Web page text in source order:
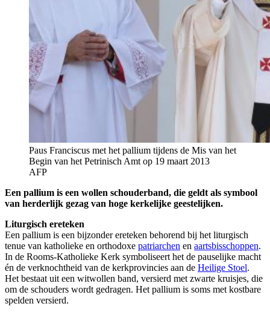
Paus Franciscus met het pallium tijdens de Mis van het
Begin van het Petrinisch Amt op 19 maart 2013
AFP
Een pallium is een wollen schouderband, die geldt als symbool
van herderlijk gezag van hoge kerkelijke geestelijken.
Liturgisch ereteken
Een pallium is een bijzonder ereteken behorend bij het liturgisch
tenue van katholieke en orthodoxe patriarchen en aartsbisschoppen.
In de Rooms-Katholieke Kerk symboliseert het de pauselijke macht
én de verknochtheid van de kerkprovincies aan de Heilige Stoel.
Het bestaat uit een witwollen band, versierd met zwarte kruisjes, die
om de schouders wordt gedragen. Het pallium is soms met kostbare
spelden versierd.